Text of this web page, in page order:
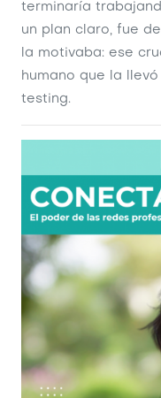
terminaría
un plan claro, fue
la motivaba: ese
humano que la
testing.